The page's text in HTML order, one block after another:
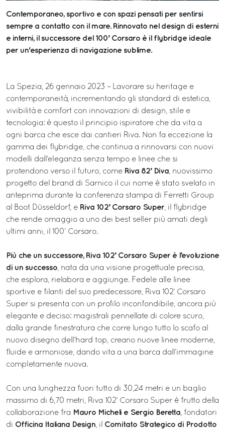
Contemporaneo, sportivo e con spazi pensati per sentirsi
sempre a contatto con il mare. Rinnovato nel design di esterni
e interni, il successore del 100’ Corsaro è il flybridge ideale
per un'esperienza di navigazione sublime.
La Spezia, 26 gennaio 2023 – Lavorare su heritage e
contemporaneità, incrementando gli standard di estetica,
vivibilità e comfort con innovazioni di design, stile e
tecnologia: è questo il principio ispiratore che da vita a
ogni barca che esce dai cantieri Riva. Non fa eccezione la
gamma dei flybridge, che continua a rinnovarsi con nuovi
modelli dall’eleganza senza tempo e linee che si
protendono verso il futuro, come Riva 82’ Diva , nuovissimo
progetto del brand di Sarnico il cui nome è stato svelato in
anteprima durante la conferenza stampa di Ferretti Group
al Boot Düsseldorf, e Riva 102’ Corsaro Super , il flybridge
che rende omaggio a uno dei best seller più amati degli
ultimi anni, il 100’ Corsaro.
Più che un successore, Riva 102’ Corsaro Super è l’evoluzione
di un successo , nata da una visione progettuale precisa,
che esplora, rielabora e aggiunge. Fedele alle linee
sportive e filanti del suo predecessore, Riva 102’ Corsaro
Super si presenta con un profilo inconfondibile, ancora più
elegante e deciso: magistrali pennellate di colore scuro,
dalla grande finestratura che corre lungo tutto lo scafo al
nuovo disegno dell’hard top, creano nuove linee moderne,
fluide e armoniose, dando vita a una barca dall’immagine
completamente nuova.
Con una lunghezza fuori tutto di 30,24 metri e un baglio
massimo di 6,70 metri, Riva 102’ Corsaro Super è frutto della
collaborazione fra Mauro Micheli e Sergio Beretta , fondatori
di Officina Italiana Design , il Comitato Strategico di Prodotto